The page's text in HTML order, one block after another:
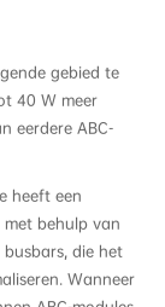
gebied te
40 W meer
eerdere ABC-
heeft een
behulp van
die het
Wanneer